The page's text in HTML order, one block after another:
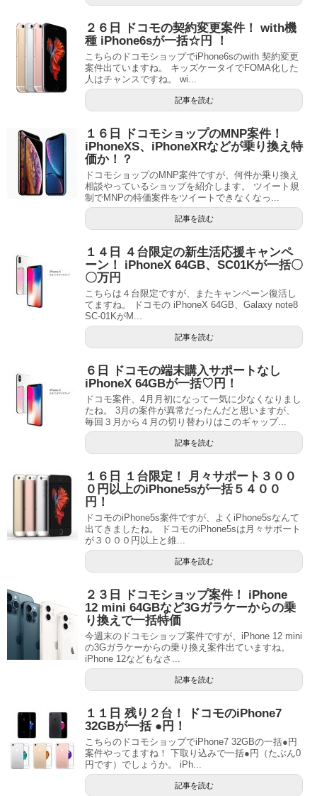
２６日 ドコモの契約変更案件！ with機
種 iPhone6sが一括☆円 ！
こちらのドコモショップでiPhone6sのwith 契約変更
案件出ていますね。 キッズケータイでFOMA化した
人はチャンスですね。 wi...
記事を読む
１６日 ドコモショップのMNP案件！
iPhoneXS、iPhoneXRなどが乗り換え特
価か！？
ドコモショップのMNP案件ですが、何件か乗り換え
相談やっているショップを紹介します。 ツイート規
制でMNPの特価案件をツイートできなくなっ...
記事を読む
１４日 ４台限定の新生活応援キャンペ
ーン！ iPhoneX 64GB、SC01Kが一括〇
〇万円
こちらは４台限定ですが、またキャンペーン復活し
てますね。 ドコモの iPhoneX 64GB、Galaxy note8
SC-01KがM...
記事を読む
６日 ドコモの端末購入サポートなし
iPhoneX 64GBが一括♡円！
ドコモ案件、4月月初になって一気に少なくなりまし
たね。 3月の案件が異常だったんだと思いますが、
毎回３月から４月の切り替わりはこのギャップ...
記事を読む
１６日 １台限定！ 月々サポート３００
０円以上のiPhone5sが一括５４００
円！
ドコモのiPhone5s案件ですが、よくiPhone5sなんて
出てきましたね。 ドコモのiPhone5sは月々サポート
が３０００円以上と維...
記事を読む
２３日 ドコモショップ案件！ iPhone
12 mini 64GBなど3Gガラケーからの乗
り換えで一括特価
今週末のドコモショップ案件ですが、iPhone 12 mini
の3Gガラケーからの乗り換え案件出ていますね。
iPhone 12などもなさ...
記事を読む
１１日 残り２台！ ドコモのiPhone7
32GBが一括 ●円！
こちらのドコモショップでiPhone7 32GBの一括●円
案件やってますね！ 下取り込みで一括●円（たぶん0
円です）でしょうか。 iPh...
記事を読む